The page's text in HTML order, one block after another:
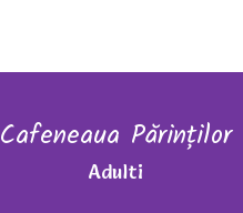
Cafeneaua Părinților
Adulti